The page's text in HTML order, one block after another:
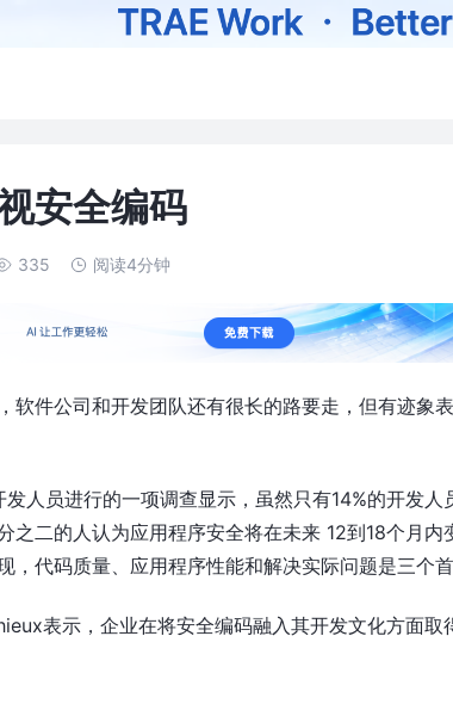
安全编码
335 阅读4分钟
软件公司和开发团队还有很长的路要走，但有迹象
人员进行的一项调查显示，虽然只有14%的开发人
二的人认为应用程序安全将在未来 12到18个月内
代码质量、应用程序性能和解决实际问题是三个首
表示，企业在将安全编码融入其开发文化方面取